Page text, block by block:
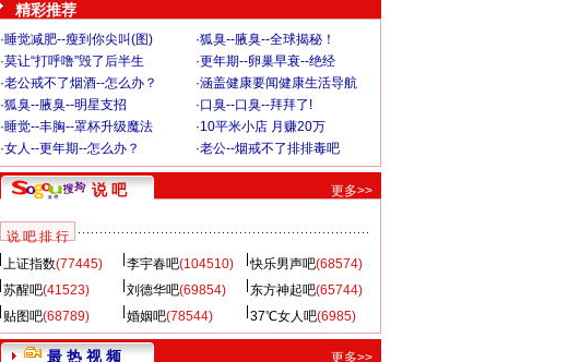
精彩推荐
·睡觉减肥--瘦到你尖叫(图) ·狐臭--腋臭--全球揭秘！
·莫让“打呼噜”毁了后半生 ·更年期--卵巢早衰--绝经
·老公戒不了烟酒--怎么办？ ·涵盖健康要闻健康生活导航
·狐臭--腋臭--明星支招 ·口臭--口臭--拜拜了!
·睡觉--丰胸--罩杯升级魔法 ·10平米小店 月赚20万
·女人--更年期--怎么办？ ·老公--烟戒不了排排毒吧
说 吧 更多>>
说 吧 排 行
上证指数(77445) 李宇春吧(104510) 快乐男声吧(68574)
苏醒吧(41523) 刘德华吧(69854) 东方神起吧(65744)
贴图吧(68789) 婚姻吧(78544) 37℃女人吧(6985)
最 热 视 频 更多>>